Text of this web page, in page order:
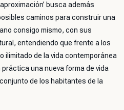
busca además
caminos para construir una
consigo mismo, con sus
entendiendo que frente a los
ilimitado de la vida contemporánea
una nueva forma de vida
de los habitantes de la